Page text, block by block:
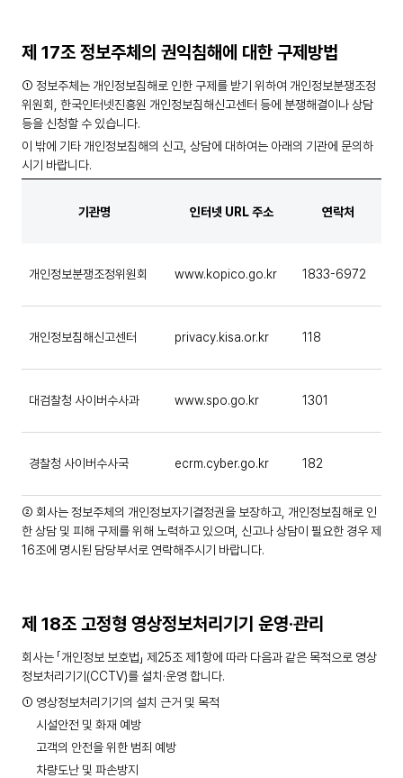
제 17조 정보주체의 권익침해에 대한 구제방법
① 정보주체는 개인정보침해로 인한 구제를 받기 위하여 개인정보분쟁조정
위원회, 한국인터넷진흥원 개인정보침해신고센터 등에 분쟁해결이나 상담
등을 신청할 수 있습니다.
이 밖에 기타 개인정보침해의 신고, 상담에 대하여는 아래의 기관에 문의하
시기 바랍니다.
기관명 인터넷 URL 주소 연락처
개인정보분쟁조정위원회 www.kopico.go.kr 1833-6972
개인정보침해신고센터 privacy.kisa.or.kr 118
대검찰청 사이버수사과 www.spo.go.kr 1301
경찰청 사이버수사국 ecrm.cyber.go.kr 182
② 회사는 정보주체의 개인정보자기결정권을 보장하고, 개인정보침해로 인
한 상담 및 피해 구제를 위해 노력하고 있으며, 신고나 상담이 필요한 경우 제
16조에 명시된 담당부서로 연락해주시기 바랍니다.
제 18조 고정형 영상정보처리기기 운영·관리
회사는 「개인정보 보호법」 제25조 제1항에 따라 다음과 같은 목적으로 영상
정보처리기기(CCTV)를 설치·운영 합니다.
① 영상정보처리기기의 설치 근거 및 목적
시설안전 및 화재 예방
고객의 안전을 위한 범죄 예방
차량도난 및 파손방지